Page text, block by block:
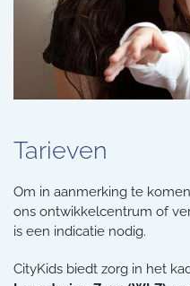
Tarieven
Om in aanmerking te
ons ontwikkelcentrum of
is een indicatie nodig.
CityKids biedt zorg in het